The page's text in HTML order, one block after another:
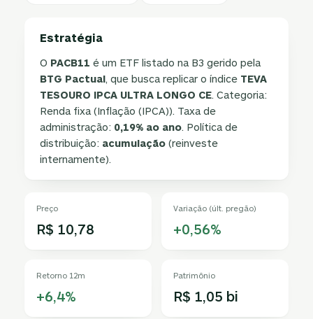
Estratégia
O PACB11 é um ETF listado na B3 gerido pela
BTG Pactual, que busca replicar o índice TEVA
TESOURO IPCA ULTRA LONGO CE. Categoria:
Renda fixa (Inflação (IPCA)). Taxa de
administração: 0,19% ao ano. Política de
distribuição: acumulação (reinveste
internamente).
Preço
R$ 10,78
Variação (últ. pregão)
+0,56%
Retorno 12m
+6,4%
Patrimônio
R$ 1,05 bi